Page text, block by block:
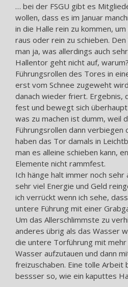
… bei der FSGU gibt es
wollen, dass es im Januar
in die Halle rein zu kommen,
raus oder rein zu schieben.
man ja, was allerdings auch
Hallentor geht nicht auf,
Führungsrollen des Tores in
erst vom Schnee zugeweht
danach wieder friert.
fest und bewegt sich
was zu machen ist dumm, weil
Führungsrollen dann verbiegen
haben das Tor damals in
man es alleine schieben kann,
Elemente nicht rammfest.
Ich hänge halt immer noch sehr
sehr viel Energie und Geld
ich verrückt wenn ich sehe,
untere Führung mit einer
Um das Allerschlimmste zu
anderes übrig als das Wasser
die untere Torführung mit
Wasser aufzutauen und dann
freizuschaben. Eine tolle Arbeit
bessser so, wie ein kaputtes